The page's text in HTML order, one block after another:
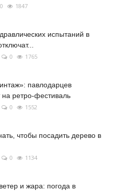
0 1847
испытаний в
0 1765
павлодарцев
ретро-фестиваль
0 1552
чтобы посадить дерево в
0 1134
и жара: погода в